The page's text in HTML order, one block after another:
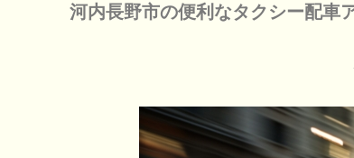
河内長野市の便利なタクシー配車